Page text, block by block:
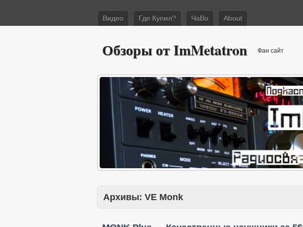
Видео Где Купил? ЧаВо About
Обзоры от ImMetatron Фан сайт
Архивы: VE Monk